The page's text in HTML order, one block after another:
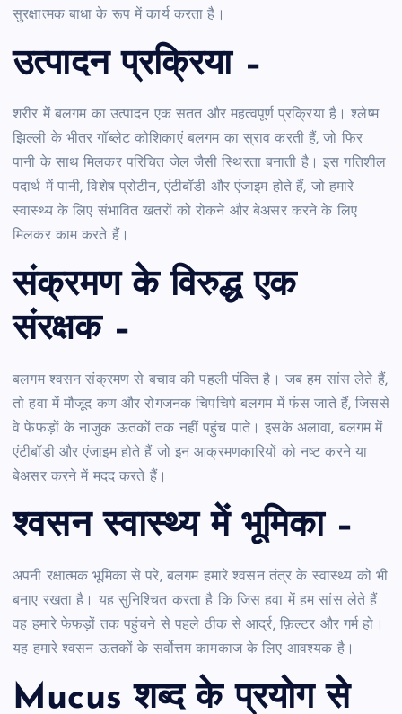
सुरक्षात्मक बाधा के रूप में कार्य करता है।
उत्पादन प्रक्रिया –
शरीर में बलगम का उत्पादन एक सतत और महत्वपूर्ण प्रक्रिया है। श्लेष्म
झिल्ली के भीतर गॉब्लेट कोशिकाएं बलगम का स्राव करती हैं, जो फिर
पानी के साथ मिलकर परिचित जेल जैसी स्थिरता बनाती है। इस गतिशील
पदार्थ में पानी, विशेष प्रोटीन, एंटीबॉडी और एंजाइम होते हैं, जो हमारे
स्वास्थ्य के लिए संभावित खतरों को रोकने और बेअसर करने के लिए
मिलकर काम करते हैं।
संक्रमण के विरुद्ध एक
संरक्षक –
बलगम श्वसन संक्रमण से बचाव की पहली पंक्ति है। जब हम सांस लेते हैं,
तो हवा में मौजूद कण और रोगजनक चिपचिपे बलगम में फंस जाते हैं, जिससे
वे फेफड़ों के नाजुक ऊतकों तक नहीं पहुंच पाते। इसके अलावा, बलगम में
एंटीबॉडी और एंजाइम होते हैं जो इन आक्रमणकारियों को नष्ट करने या
बेअसर करने में मदद करते हैं।
श्वसन स्वास्थ्य में भूमिका –
अपनी रक्षात्मक भूमिका से परे, बलगम हमारे श्वसन तंत्र के स्वास्थ्य को भी
बनाए रखता है। यह सुनिश्चित करता है कि जिस हवा में हम सांस लेते हैं
वह हमारे फेफड़ों तक पहुंचने से पहले ठीक से आर्द्र, फ़िल्टर और गर्म हो।
यह हमारे श्वसन ऊतकों के सर्वोत्तम कामकाज के लिए आवश्यक है।
Mucus शब्द के प्रयोग से